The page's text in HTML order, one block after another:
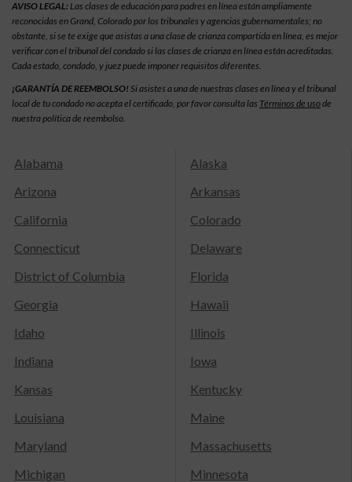
AVISO LEGAL:Las clases de educación para padres en línea están ampliamente
reconocidas en Grand, Colorado por los tribunales y agencias gubernamentales; no
obstante, si se te exige que asistas a una clase de crianza compartida en línea, es mejor
verificar con el tribunal del condado si las clases de crianza en línea están acreditadas.
Cada estado, condado, y juez puede imponer requisitos diferentes.
¡GARANTÍA DE REEMBOLSO! Si asistes a una de nuestras clases en línea y el tribunal
local de tu condado no acepta el certificado, por favor consulta las Términos de usode
nuestra política de reembolso.
Alabama
Alaska
Arizona
Arkansas
California
Colorado
Connecticut
Delaware
District of Columbia
Florida
Georgia
Hawaii
Idaho
Illinois
Indiana
Iowa
Kansas
Kentucky
Louisiana
Maine
Maryland
Massachusetts
Michigan
Minnesota